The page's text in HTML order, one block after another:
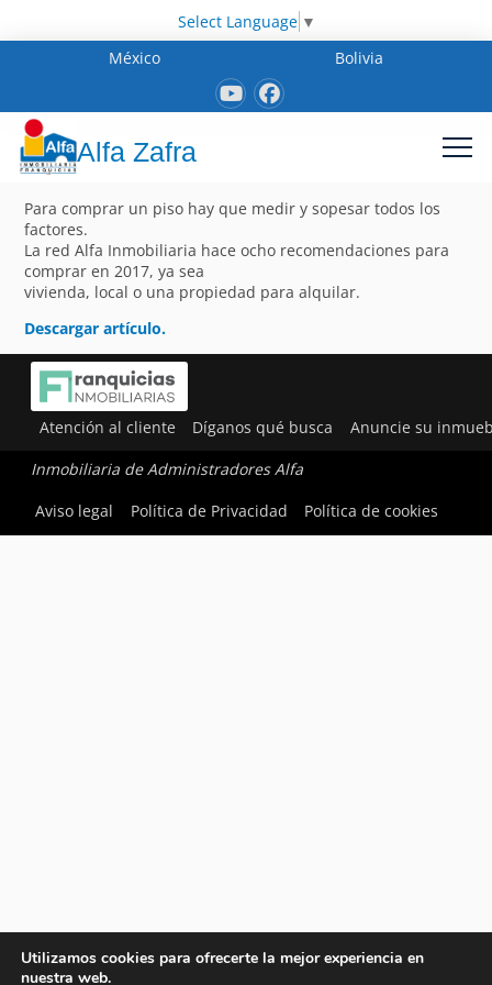
Select Language ▼
México
Bolivia
Alfa Zafra
Para comprar un piso hay que medir y sopesar todos los
factores.
La red Alfa Inmobiliaria hace ocho recomendaciones para
comprar en 2017, ya sea
vivienda, local o una propiedad para alquilar.
Descargar artículo.
Atención al cliente Díganos qué busca Anuncie su
Inmobiliaria de Administradores Alfa
Aviso legal
Política de Privacidad Política de cookies
Utilizamos cookies para ofrecerte la mejor experiencia en
nuestra web.